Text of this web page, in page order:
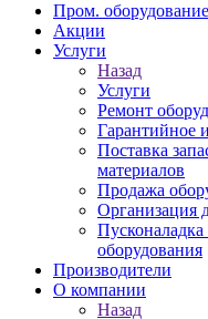
Пром. оборудование
Акции
Услуги
Назад
Услуги
Ремонт
Гарантийное
Поставка
материалов
Продажа
Организация
оборудования
Производители
О компании
Назад